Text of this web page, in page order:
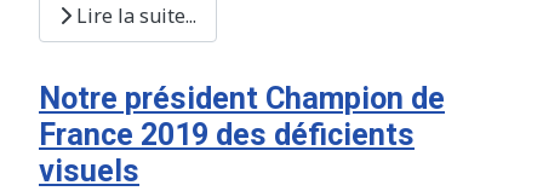
Lire la suite...
Notre président Champion de
France 2019 des déficients
visuels